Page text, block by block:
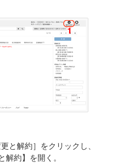
と解約］をクリックし、
解約】を開く。